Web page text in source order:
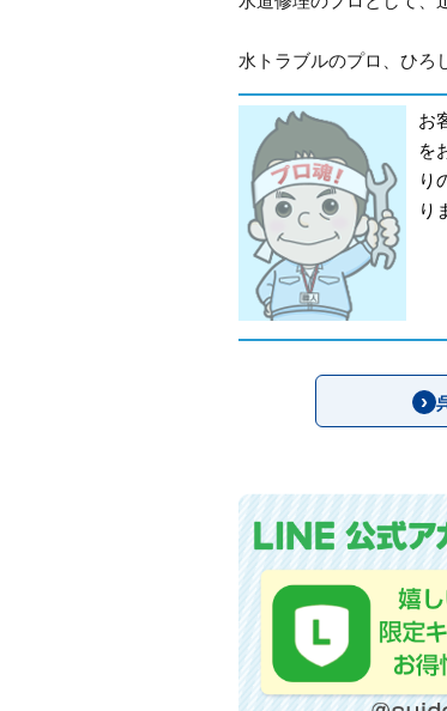
水トラブルのプロ、ひ
お
を
り
り